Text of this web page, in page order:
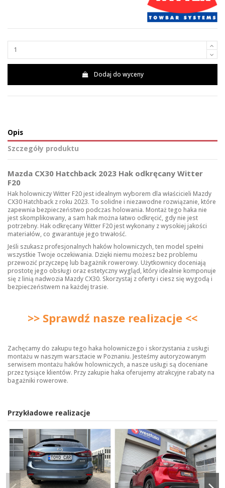
Dodaj do wyceny
Opis
Szczegóły produktu
Mazda CX30 Hatchback 2023 Hak odkręcany Witter
F20
Hak holowniczy Witter F20 jest idealnym wyborem dla właścicieli Mazdy
CX30 Hatchback z roku 2023. To solidne i niezawodne rozwiązanie, które
zapewnia bezpieczeństwo podczas holowania. Montaż tego haka nie
jest skomplikowany, a sam hak można łatwo odkręcić, gdy nie jest
potrzebny. Hak odkręcany Witter F20 jest wykonany z wysokiej jakości
materiałów, co gwarantuje jego trwałość.
Jeśli szukasz profesjonalnych haków holowniczych, ten model spełni
wszystkie Twoje oczekiwania. Dzięki niemu możesz bez problemu
przewozić przyczepę lub bagażnik rowerowy. Użytkownicy doceniają
prostotę jego obsługi oraz estetyczny wygląd, który idealnie komponuje
się z linią nadwozia Mazdy CX30. Skorzystaj z oferty i ciesz się wygodą i
bezpieczeństwem na każdej trasie.
>> Sprawdź nasze realizacje <<
Zachęcamy do zakupu tego haka holowniczego i skorzystania z usługi
montażu w naszym warsztacie w Poznaniu. Jesteśmy autoryzowanym
serwisem montażu haków holowniczych, a nasze usługi są doceniane
przez tysiące klientów. Przy zakupie haka oferujemy atrakcyjne rabaty na
bagażniki rowerowe.
Przykładowe realizacje